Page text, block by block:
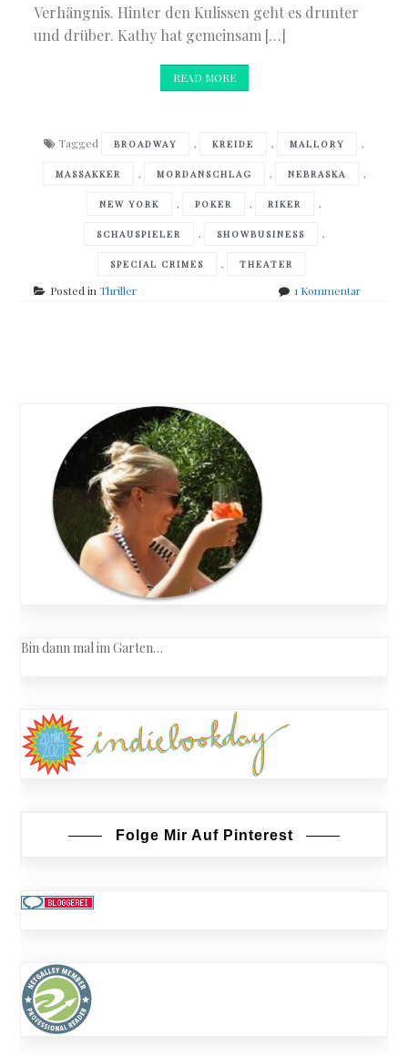
Verhängnis. Hinter den Kulissen geht es drunter
und drüber. Kathy hat gemeinsam […]
READ MORE
Tagged BROADWAY , KREIDE , MALLORY ,
MASSAKKER , MORDANSCHLAG , NEBRASKA ,
NEW YORK , POKER , RIKER ,
SCHAUSPIELER , SHOWBUSINESS ,
SPECIAL CRIMES , THEATER
Posted inThriller 1 Kommentarzu
navigation
Bin dann mal im Garten…
Folge Mir Auf Pinterest